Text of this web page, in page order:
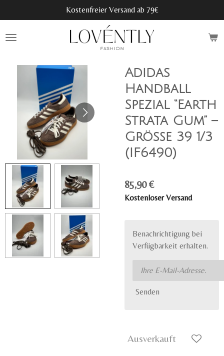
Hauptinhalt
springen
Kostenfreier Versand ab 79€
Adidas
Handball
Spezial “Earth
Strata Gum” –
Größe 39 1/3
(IF6490)
85,90 €
Kostenloser Versand
Benachrichtigung bei
Verfügbarkeit erhalten.
Senden
Ausverkauft